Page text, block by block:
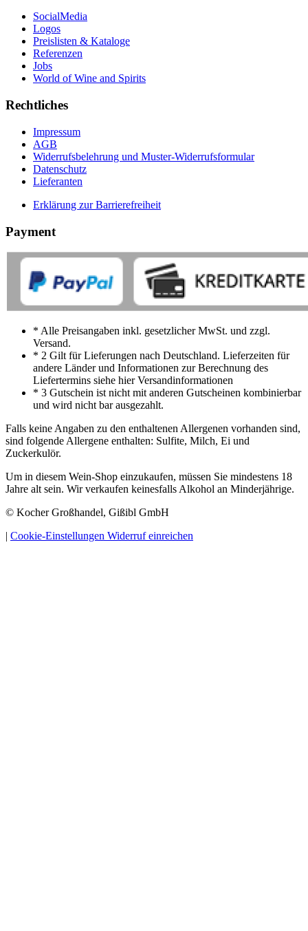
SocialMedia
Logos
Preislisten & Kataloge
Referenzen
Jobs
World of Wine and Spirits
Rechtliches
Impressum
AGB
Widerrufsbelehrung und Muster-Widerrufsformular
Datenschutz
Lieferanten
Erklärung zur Barrierefreiheit
Payment
* Alle Preisangaben inkl. gesetzlicher MwSt. und zzgl.
Versand.
* 2 Gilt für Lieferungen nach Deutschland. Lieferzeiten für
andere Länder und Informationen zur Berechnung des
Liefertermins siehe hier Versandinformationen
* 3 Gutschein ist nicht mit anderen Gutscheinen kombinierbar
und wird nicht bar ausgezahlt.
Falls keine Angaben zu den enthaltenen Allergenen vorhanden sind,
sind folgende Allergene enthalten: Sulfite, Milch, Ei und
Zuckerkulör.
Um in diesem Wein-Shop einzukaufen, müssen Sie mindestens 18
Jahre alt sein. Wir verkaufen keinesfalls Alkohol an Minderjährige.
© Kocher Großhandel, Gißibl GmbH
| Cookie-Einstellungen Widerruf einreichen